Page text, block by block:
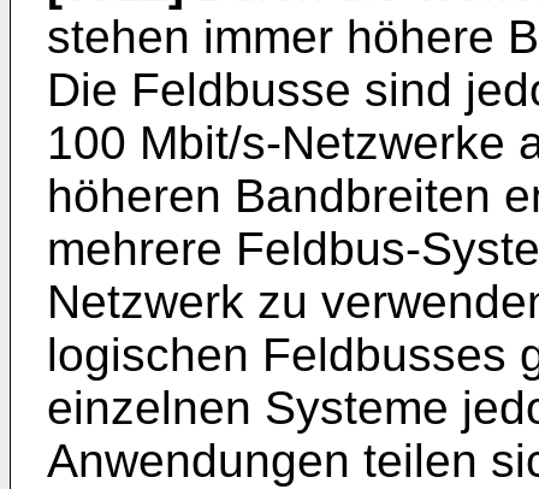
stehen immer höhere
Die Feldbusse sind
100 Mbit/s-Netzwerke
höheren Bandbreiten
mehrere Feldbus-
Netzwerk zu
logischen Feldbusses
einzelnen Systeme
Anwendungen teilen